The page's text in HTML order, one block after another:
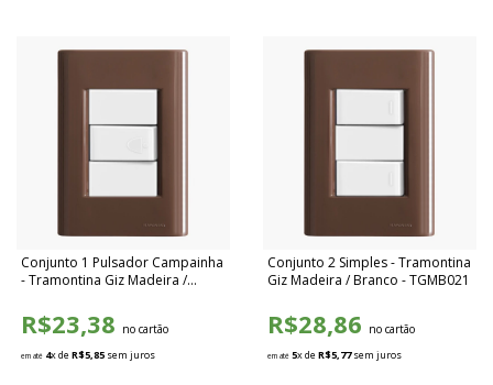
Conjunto 1 Pulsador Campainha
- Tramontina Giz Madeira /
R$23,38 no cartão
em até 4x deR$5,85 sem juros
Conjunto 2 Simples - Tramontina
Giz Madeira / Branco - TGMB021
R$28,86 no cartão
em até 5x deR$5,77sem juros